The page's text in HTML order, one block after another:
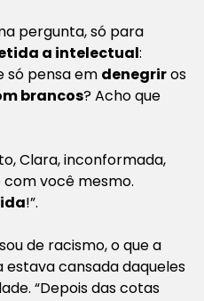
pergunta, só para
a intelectual:
só pensa em denegriros
brancos? Acho que
Clara, inconformada,
com você mesmo.
!”.
de racismo, o que a
estava cansada daqueles
“Depois das cotas